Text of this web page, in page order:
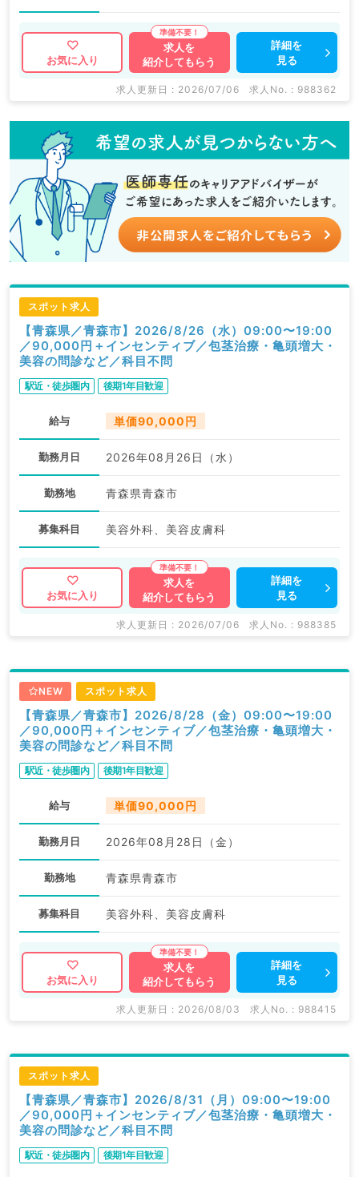
お気に入り
求人を
紹介してもらう
詳細を
見る
求人更新日 : 2026/07/06 求人No. : 988362
スポット求人
【青森県／青森市】2026/8/26（水）09:00〜19:00
／90,000円＋インセンティブ／包茎治療・亀頭増大・
美容の問診など／科目不問
駅近・徒歩圏内 後期1年目歓迎
給与 単価90,000円
勤務月日 2026年08月26日（水）
勤務地 青森県青森市
募集科目 美容外科、美容皮膚科
お気に入り
求人を
紹介してもらう
詳細を
見る
求人更新日 : 2026/07/06 求人No. : 988385
NEW スポット求人
【青森県／青森市】2026/8/28（金）09:00〜19:00
／90,000円＋インセンティブ／包茎治療・亀頭増大・
美容の問診など／科目不問
駅近・徒歩圏内 後期1年目歓迎
給与 単価90,000円
勤務月日 2026年08月28日（金）
勤務地 青森県青森市
募集科目 美容外科、美容皮膚科
お気に入り
求人を
紹介してもらう
詳細を
見る
求人更新日 : 2026/08/03 求人No. : 988415
スポット求人
【青森県／青森市】2026/8/31（月）09:00〜19:00
／90,000円＋インセンティブ／包茎治療・亀頭増大・
美容の問診など／科目不問
駅近・徒歩圏内 後期1年目歓迎